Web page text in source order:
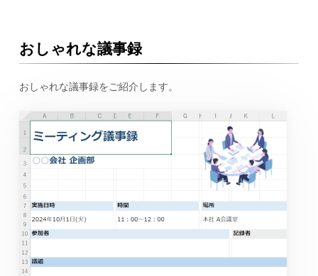
おしゃれな議事録
おしゃれな議事録をご紹介します。